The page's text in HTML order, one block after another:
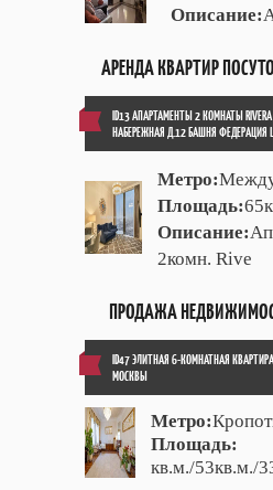
Описание:
АРЕНДА КВАРТИР
ID13 АПАРТАМЕНТЫ 2 КОМНАТЫ
НАБЕРЕЖНАЯ Д.12 БАШНЯ ФЕДЕРАЦИЯ
Метро:
Площадь:
Описание:
2комн. Rive
ПРОДАЖА
ID47 ЭЛИТНАЯ 6-КОМНАТНАЯ
МОСКВЫ
Метро:
Площадь:
кв.м./53кв.м./